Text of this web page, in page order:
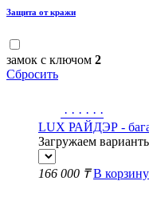
Защита от кражи
замок с ключом 2
Сбросить
· · · · · ·
LUX РАЙДЭР -
Загружаем
166 000 ₸ В корзину